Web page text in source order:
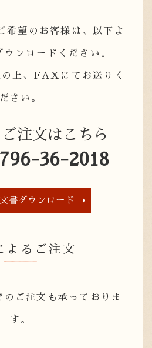
望のお客様は、以下よ
ウンロードください。
上、FAXにてお送りく
ださい。
注文はこちら
36-2018
書ダウンロード
よるご注文
のご注文も承っておりま
す。